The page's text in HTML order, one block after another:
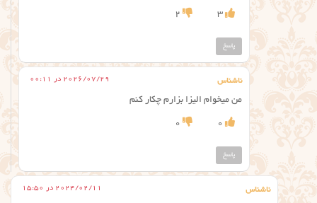
3
2
پاسخ
ناشناس 2026/07/29 در 00:11
من میخوام الیزا بزارم چکار کنم
0
0
پاسخ
ناشناس 2024/02/11 در 15:50